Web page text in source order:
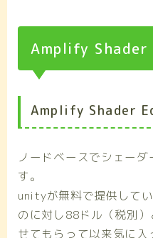
Amplify Shader
Amplify Shader
ノードベースでシェー
す。
unityが無料で提供して
のに対し88ドル（税別
せてもらって以来気に入